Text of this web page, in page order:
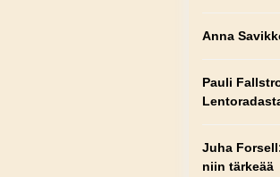
Anna
Pauli
Juha Forsell
niin tärkeää